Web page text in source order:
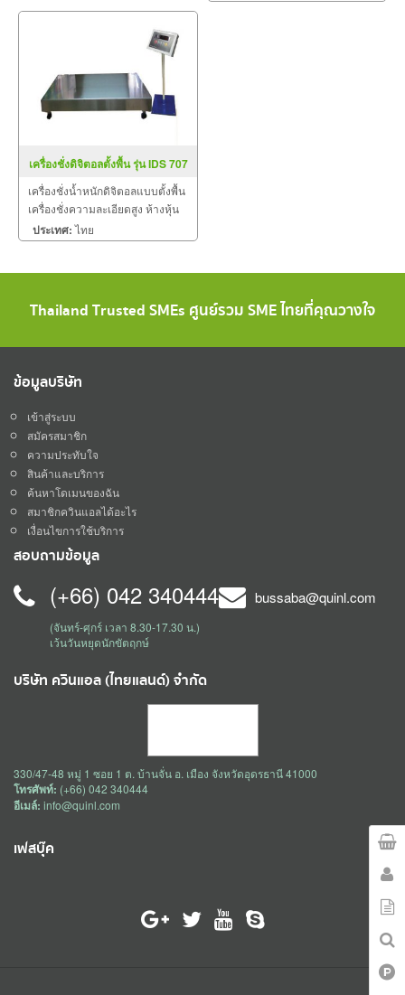
เครื่องชั่งดิจิตอลตั้งพื้น รุ่น IDS 707
เครื่องชั่งน้ำหนักดิจิตอลแบบตั้งพื้น
เครื่องชั่งความละเอียดสูง ห้างหุ้น
ส่วนจำกัด เอช พี เจริญ ยินดีให้
บริการ
ประเทศ:ไทย
Thailand Trusted SMEs ศูนย์รวม SME ไทยที่คุณวางใจ
ข้อมูลบริษัท
เข้าสู่ระบบ
สมัครสมาชิก
ความประทับใจ
สินค้าและบริการ
ค้นหาโดเมนของฉัน
สมาชิกควินแอลได้อะไร
เงื่อนไขการใช้บริการ
สอบถามข้อมูล
(+66) 042 340444
(จันทร์-ศุกร์ เวลา 8.30-17.30 น.)
เว้นวันหยุดนักขัตฤกษ์
bussaba@quinl.com
บริษัท ควินแอล (ไทยแลนด์) จำกัด
330/47-48 หมู่ 1 ซอย 1 ต. บ้านจั่น อ. เมือง จังหวัดอุดรธานี 41000
โทรศัพท์: (+66) 042 340444
อีเมล์: info@quinl.com
เฟสบุ๊ค